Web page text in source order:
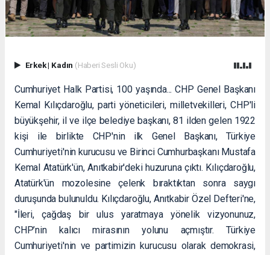
Erkek| Kadın (Haberi Sesli Oku)
Cumhuriyet Halk Partisi, 100 yaşında... CHP Genel Başkanı
Kemal Kılıçdaroğlu, parti yöneticileri, milletvekilleri, CHP'li
büyükşehir, il ve ilçe belediye başkanı, 81 ilden gelen 1922
kişi ile birlikte CHP'nin ilk Genel Başkanı, Türkiye
Cumhuriyeti'nin kurucusu ve Birinci Cumhurbaşkanı Mustafa
Kemal Atatürk'ün, Anıtkabir'deki huzuruna çıktı. Kılıçdaroğlu,
Atatürk'ün mozolesine çelenk bıraktıktan sonra saygı
duruşunda bulunuldu. Kılıçdaroğlu, Anıtkabir Özel Defteri'ne,
"İleri, çağdaş bir ulus yaratmaya yönelik vizyonunuz,
CHP’nin kalıcı mirasının yolunu açmıştır. Türkiye
Cumhuriyeti'nin ve partimizin kurucusu olarak demokrasi,